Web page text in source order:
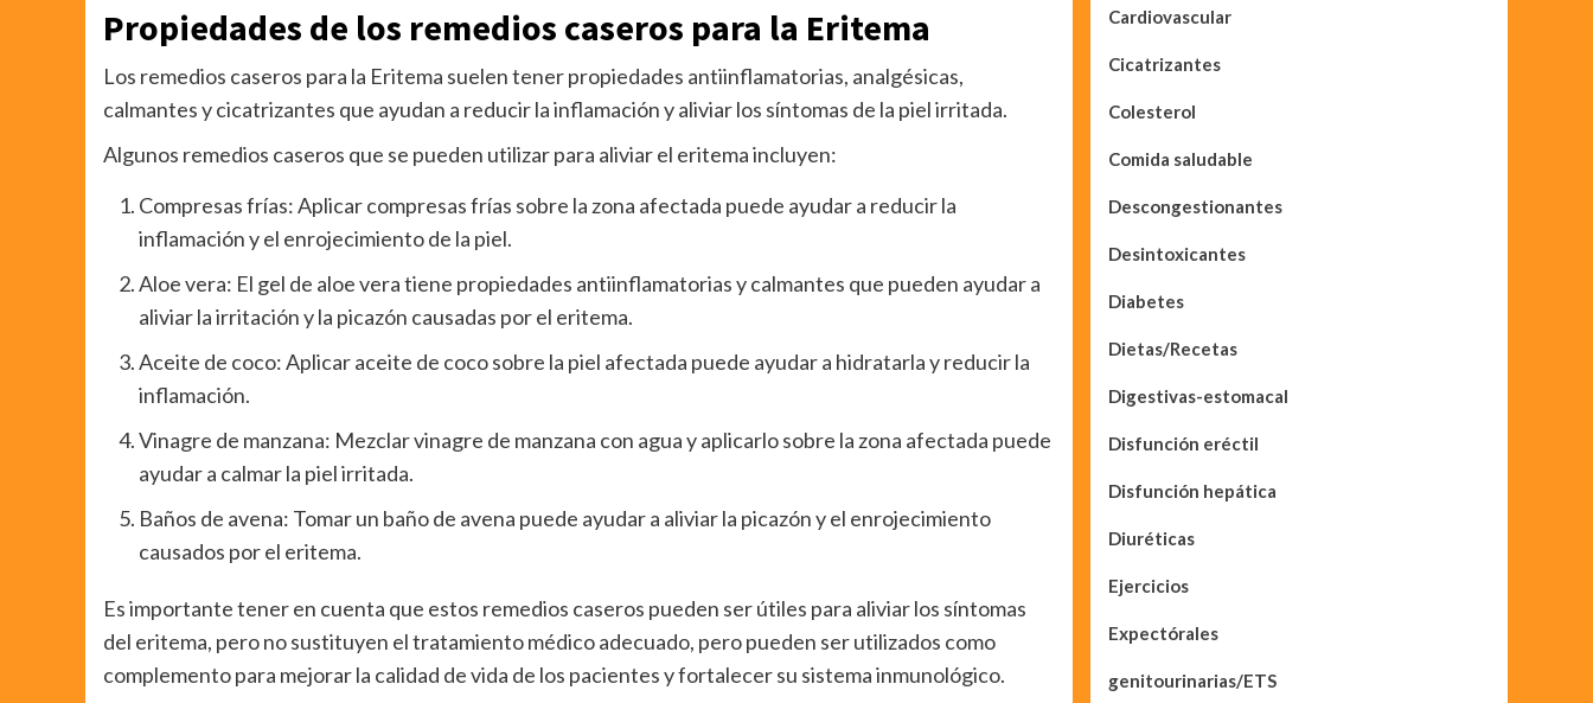
Propiedades de los remedios caseros para la Eritema
Los remedios caseros para la Eritema suelen tener propiedades antiinflamatorias, analgésicas,
calmantes y cicatrizantes que ayudan a reducir la inflamación y aliviar los síntomas de la piel irritada.
Algunos remedios caseros que se pueden utilizar para aliviar el eritema incluyen:
Compresas frías: Aplicar compresas frías sobre la zona afectada puede ayudar a reducir la
inflamación y el enrojecimiento de la piel.
Aloe vera: El gel de aloe vera tiene propiedades antiinflamatorias y calmantes que pueden ayudar a
aliviar la irritación y la picazón causadas por el eritema.
Aceite de coco: Aplicar aceite de coco sobre la piel afectada puede ayudar a hidratarla y reducir la
inflamación.
Vinagre de manzana: Mezclar vinagre de manzana con agua y aplicarlo sobre la zona afectada puede
ayudar a calmar la piel irritada.
Baños de avena: Tomar un baño de avena puede ayudar a aliviar la picazón y el enrojecimiento
causados por el eritema.
Es importante tener en cuenta que estos remedios caseros pueden ser útiles para aliviar los síntomas
del eritema, pero no sustituyen el tratamiento médico adecuado, pero pueden ser utilizados como
complemento para mejorar la calidad de vida de los pacientes y fortalecer su sistema inmunológico.
Cardiovascular
Cicatrizantes
Colesterol
Comida saludable
Descongestionantes
Desintoxicantes
Diabetes
Dietas/Recetas
Digestivas-estomacal
Disfunción eréctil
Disfunción hepática
Diuréticas
Ejercicios
Expectórales
genitourinarias/ETS